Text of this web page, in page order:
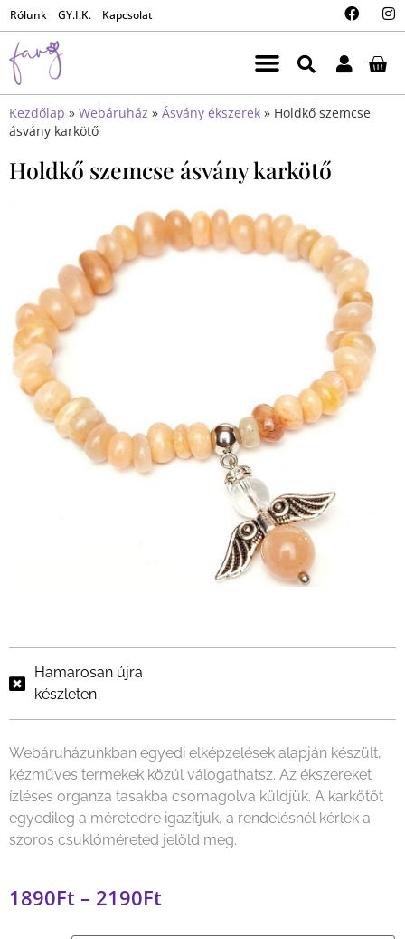
Rólunk GY.I.K. Kapcsolat
Kezdőlap » Webáruház » Ásvány ékszerek » Holdkő szemcse
ásvány karkötő
Holdkő szemcse ásvány karkötő
Hamarosan újra
készleten
Webáruházunkban egyedi elképzelések alapján készült,
kézműves termékek közül válogathatsz. Az ékszereket
ízléses organza tasakba csomagolva küldjük. A karkötőt
egyedileg a méretedre igazítjuk, a rendelésnél kérlek a
szoros csuklóméreted jelöld meg.
1890Ft – 2190Ft